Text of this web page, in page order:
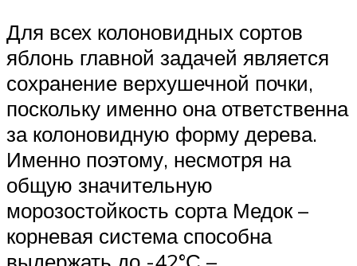
Для всех колоновидных сортов
яблонь главной задачей является
сохранение верхушечной почки,
поскольку именно она ответственна
за колоновидную форму дерева.
Именно поэтому, несмотря на
общую значительную
морозостойкость сорта Медок –
корневая система способна